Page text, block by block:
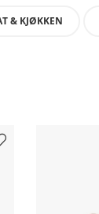
& KJØKKEN